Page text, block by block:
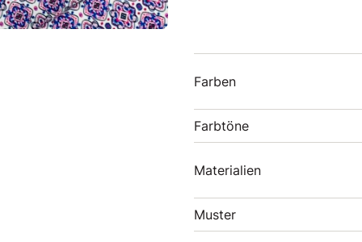
Farben
Farbtöne
Materialien
Muster